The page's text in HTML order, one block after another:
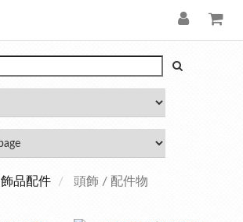
飾品配件 頭飾 / 配件物